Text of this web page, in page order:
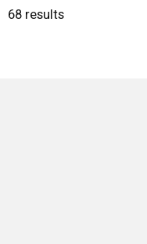
68results